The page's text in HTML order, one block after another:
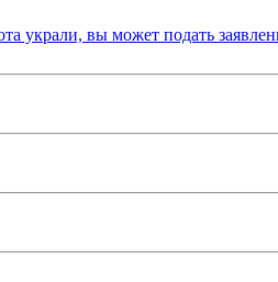
вы может подать